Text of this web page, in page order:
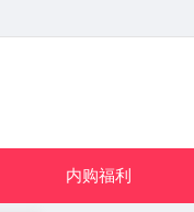
内购福利